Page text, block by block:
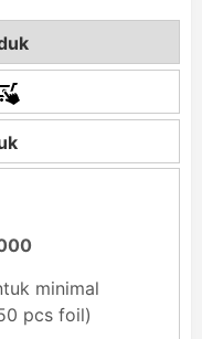
minimal
pcs foil)